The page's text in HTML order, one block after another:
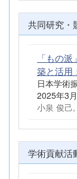
共同研究・
「もの
築と活用
日本学術
2025年3月
小泉 俊己
学術貢献活